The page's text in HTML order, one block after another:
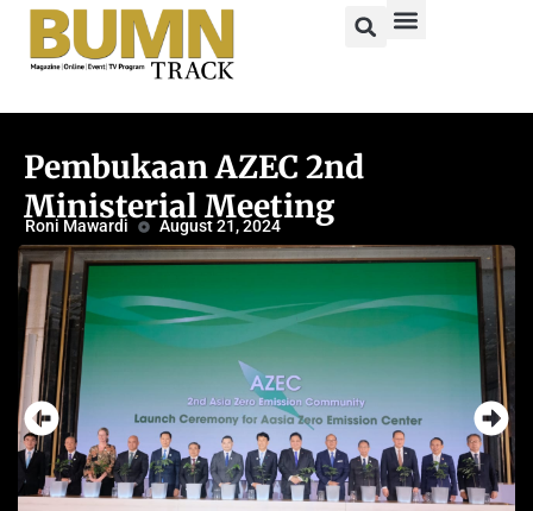
Pembukaan AZEC 2nd
Ministerial Meeting
Roni Mawardi August 21, 2024